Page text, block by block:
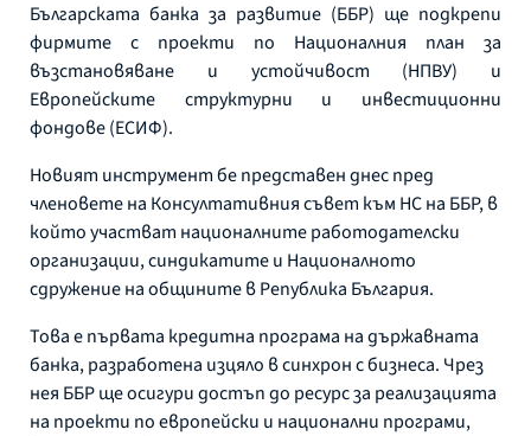
Българската банка за развитие (ББР) ще подкрепи
фирмите с проекти по Националния план за
възстановяване и устойчивост (НПВУ) и
Европейските структурни и инвестиционни
фондове (ЕСИФ).
Новият инструмент бе представен днес пред
членовете на Консултативния съвет към НС на ББР, в
който участват националните работодателски
организации, синдикатите и Националното
сдружение на общините в Република България.
Това е първата кредитна програма на държавната
банка, разработена изцяло в синхрон с бизнеса. Чрез
нея ББР ще осигури достъп до ресурс за реализацията
на проекти по европейски и национални програми,